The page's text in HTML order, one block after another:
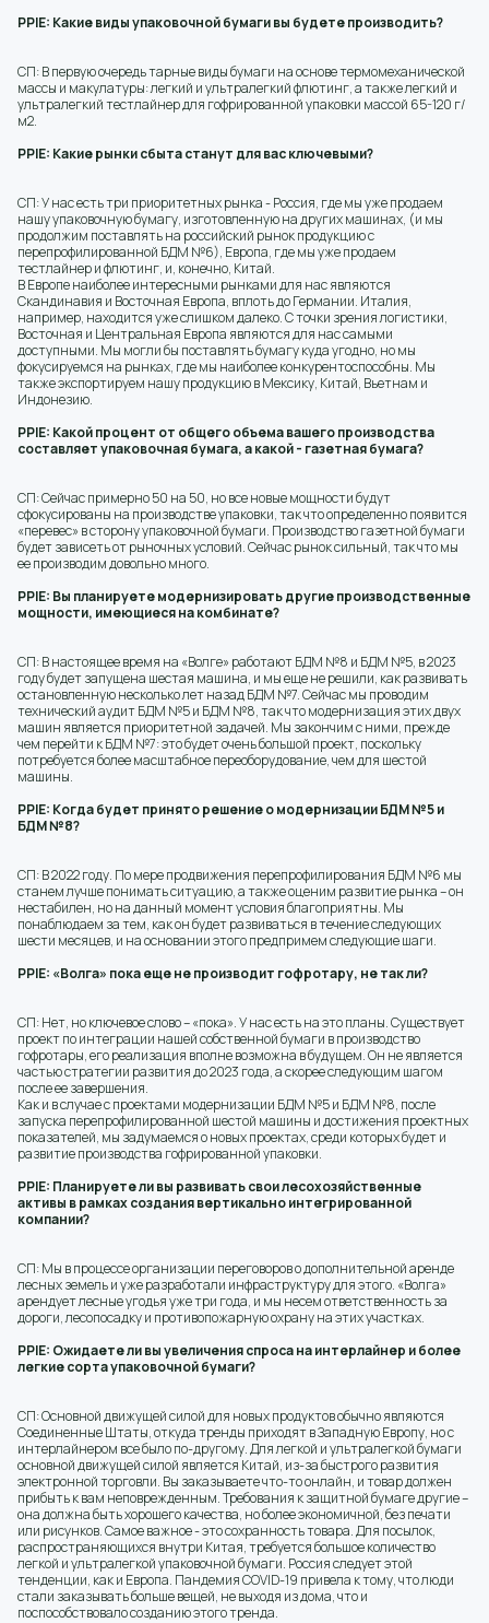
PPIE: Какие виды упаковочной бумаги вы будете производить?
СП: В первую очередь тарные виды бумаги на основе термомеханической
массы и макулатуры: легкий и ультралегкий флютинг, а также легкий и
ультралегкий тестлайнер для гофрированной упаковки массой 65-120 г/
м2.
PPIE: Какие рынки сбыта станут для вас ключевыми?
СП: У нас есть три приоритетных рынка - Россия, где мы уже продаем
нашу упаковочную бумагу, изготовленную на других машинах, (и мы
продолжим поставлять на российский рынок продукцию с
перепрофилированной БДМ №6), Европа, где мы уже продаем
тестлайнер и флютинг, и, конечно, Китай.
В Европе наиболее интересными рынками для нас являются
Скандинавия и Восточная Европа, вплоть до Германии. Италия,
например, находится уже слишком далеко. С точки зрения логистики,
Восточная и Центральная Европа являются для нас самыми
доступными. Мы могли бы поставлять бумагу куда угодно, но мы
фокусируемся на рынках, где мы наиболее конкурентоспособны. Мы
также экспортируем нашу продукцию в Мексику, Китай, Вьетнам и
Индонезию.
PPIE: Какой процент от общего объема вашего производства
составляет упаковочная бумага, а какой - газетная бумага?
СП: Сейчас примерно 50 на 50, но все новые мощности будут
сфокусированы на производстве упаковки, так что определенно появится
«перевес» в сторону упаковочной бумаги. Производство газетной бумаги
будет зависеть от рыночных условий. Сейчас рынок сильный, так что мы
ее производим довольно много.
PPIE: Вы планируете модернизировать другие производственные
мощности, имеющиеся на комбинате?
СП: В настоящее время на «Волге» работают БДМ №8 и БДМ №5, в 2023
году будет запущена шестая машина, и мы еще не решили, как развивать
остановленную несколько лет назад БДМ №7. Сейчас мы проводим
технический аудит БДМ №5 и БДМ №8, так что модернизация этих двух
машин является приоритетной задачей. Мы закончим с ними, прежде
чем перейти к БДМ №7: это будет очень большой проект, поскольку
потребуется более масштабное переоборудование, чем для шестой
машины.
PPIE: Когда будет принято решение о модернизации БДМ №5 и
БДМ №8?
СП: В 2022 году. По мере продвижения перепрофилирования БДМ №6 мы
станем лучше понимать ситуацию, а также оценим развитие рынка – он
нестабилен, но на данный момент условия благоприятны. Мы
понаблюдаем за тем, как он будет развиваться в течение следующих
шести месяцев, и на основании этого предпримем следующие шаги.
PPIE: «Волга» пока еще не производит гофротару, не так ли?
СП: Нет, но ключевое слово – «пока». У нас есть на это планы. Существует
проект по интеграции нашей собственной бумаги в производство
гофротары, его реализация вполне возможна в будущем. Он не является
частью стратегии развития до 2023 года, а скорее следующим шагом
после ее завершения.
Как и в случае с проектами модернизации БДМ №5 и БДМ №8, после
запуска перепрофилированной шестой машины и достижения проектных
показателей, мы задумаемся о новых проектах, среди которых будет и
развитие производства гофрированной упаковки.
PPIE: Планируете ли вы развивать свои лесохозяйственные
активы в рамках создания вертикально интегрированной
компании?
СП: Мы в процессе организации переговоров о дополнительной аренде
лесных земель и уже разработали инфраструктуру для этого. «Волга»
арендует лесные угодья уже три года, и мы несем ответственность за
дороги, лесопосадку и противопожарную охрану на этих участках.
PPIE: Ожидаете ли вы увеличения спроса на интерлайнер и более
легкие сорта упаковочной бумаги?
СП: Основной движущей силой для новых продуктов обычно являются
Соединенные Штаты, откуда тренды приходят в Западную Европу, но с
интерлайнером все было по-другому. Для легкой и ультралегкой бумаги
основной движущей силой является Китай, из-за быстрого развития
электронной торговли. Вы заказываете что-то онлайн, и товар должен
прибыть к вам неповрежденным. Требования к защитной бумаге другие –
она должна быть хорошего качества, но более экономичной, без печати
или рисунков. Самое важное - это сохранность товара. Для посылок,
распространяющихся внутри Китая, требуется большое количество
легкой и ультралегкой упаковочной бумаги. Россия следует этой
тенденции, как и Европа. Пандемия COVID-19 привела к тому, что люди
стали заказывать больше вещей, не выходя из дома, что и
поспособствовало созданию этого тренда.